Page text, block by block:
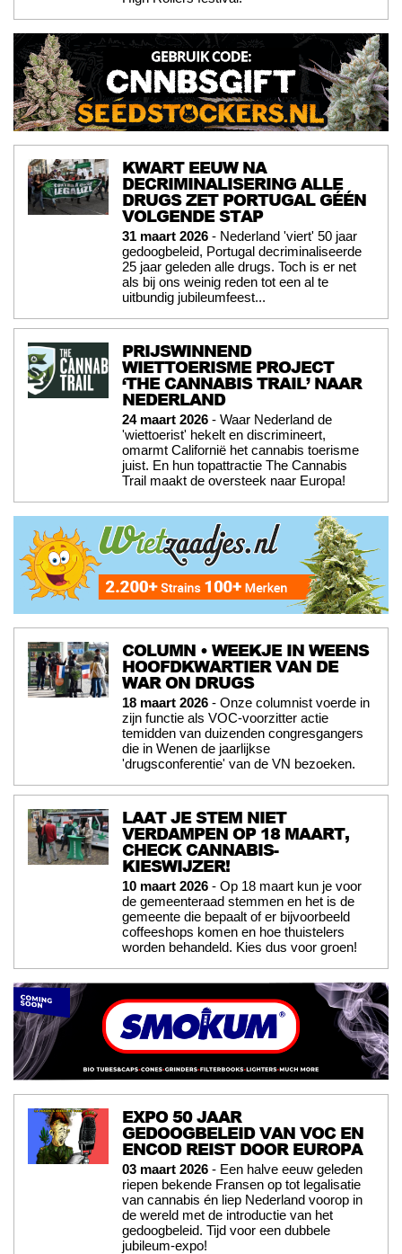
KWART EEUW NA
DECRIMINALISERING ALLE
DRUGS ZET PORTUGAL GÉÉN
VOLGENDE STAP
31 maart 2026 - Nederland 'viert' 50 jaar
gedoogbeleid, Portugal decriminaliseerde
25 jaar geleden alle drugs. Toch is er net
als bij ons weinig reden tot een al te
uitbundig jubileumfeest...
PRIJSWINNEND
WIETTOERISME PROJECT
‘THE CANNABIS TRAIL’ NAAR
NEDERLAND
24 maart 2026 - Waar Nederland de
'wiettoerist' hekelt en discrimineert,
omarmt Californië het cannabis toerisme
juist. En hun topattractie The Cannabis
Trail maakt de oversteek naar Europa!
COLUMN • WEEKJE IN WEENS
HOOFDKWARTIER VAN DE
WAR ON DRUGS
18 maart 2026 - Onze columnist voerde in
zijn functie als VOC-voorzitter actie
temidden van duizenden congresgangers
die in Wenen de jaarlijkse
'drugsconferentie' van de VN bezoeken.
LAAT JE STEM NIET
VERDAMPEN OP 18 MAART,
CHECK CANNABIS-
KIESWIJZER!
10 maart 2026 - Op 18 maart kun je voor
de gemeenteraad stemmen en het is de
gemeente die bepaalt of er bijvoorbeeld
coffeeshops komen en hoe thuistelers
worden behandeld. Kies dus voor groen!
EXPO 50 JAAR
GEDOOGBELEID VAN VOC EN
ENCOD REIST DOOR EUROPA
03 maart 2026 - Een halve eeuw geleden
riepen bekende Fransen op tot legalisatie
van cannabis én liep Nederland voorop in
de wereld met de introductie van het
gedoogbeleid. Tijd voor een dubbele
jubileum-expo!